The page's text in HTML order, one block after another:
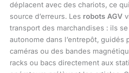
déplacent avec des chariots, ce
source d’erreurs. Les robots AGV
transport des marchandises : ils
autonome dans l’entrepôt, guidés
caméras ou des bandes
racks ou bacs directement aux